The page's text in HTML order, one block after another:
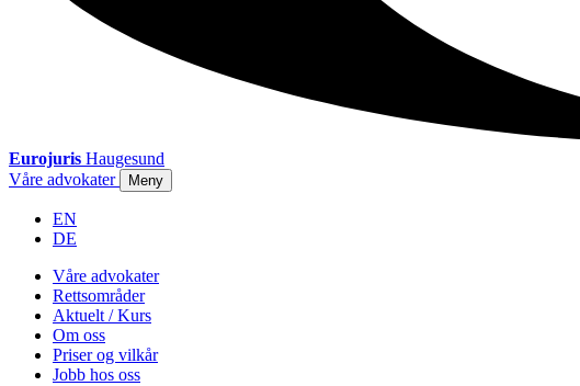
Eurojuris Haugesund
Våre advokater
Meny
EN
DE
Våre advokater
Rettsområder
Aktuelt / Kurs
Om oss
Priser og vilkår
Jobb hos oss